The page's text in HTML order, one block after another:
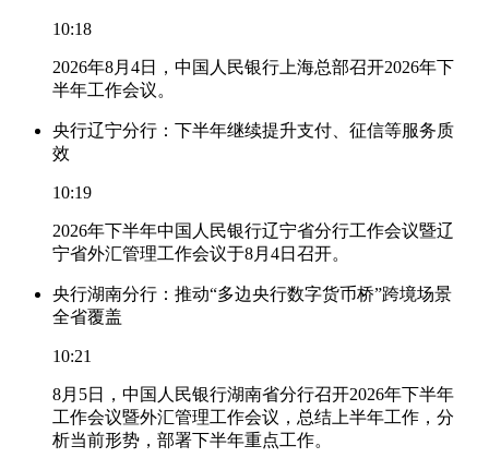
10:18
2026年8月4日，中国人民银行上海总部召开2026年下
半年工作会议。
央行辽宁分行：下半年继续提升支付、征信等服务质
效
10:19
2026年下半年中国人民银行辽宁省分行工作会议暨辽
宁省外汇管理工作会议于8月4日召开。
央行湖南分行：推动“多边央行数字货币桥”跨境场景
全省覆盖
10:21
8月5日，中国人民银行湖南省分行召开2026年下半年
工作会议暨外汇管理工作会议，总结上半年工作，分
析当前形势，部署下半年重点工作。